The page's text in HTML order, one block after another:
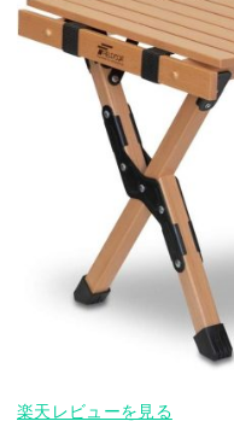
楽天レビューを見る